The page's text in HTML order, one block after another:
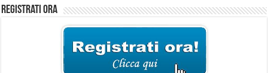
Registrati ora